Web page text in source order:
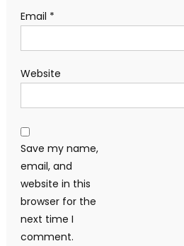
Email *
Website
Save my name,
email, and
website in this
browser for the
next time I
comment.